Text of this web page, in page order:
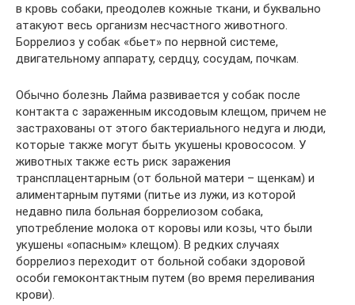
в кровь собаки, преодолев кожные ткани, и буквально
атакуют весь организм несчастного животного.
Боррелиоз у собак «бьет» по нервной системе,
двигательному аппарату, сердцу, сосудам, почкам.
Обычно болезнь Лайма развивается у собак после
контакта с зараженным иксодовым клещом, причем не
застрахованы от этого бактериального недуга и люди,
которые также могут быть укушены кровососом. У
животных также есть риск заражения
трансплацентарным (от больной матери – щенкам) и
алиментарным путями (питье из лужи, из которой
недавно пила больная боррелиозом собака,
употребление молока от коровы или козы, что были
укушены «опасным» клещом). В редких случаях
боррелиоз переходит от больной собаки здоровой
особи гемоконтактным путем (во время переливания
крови).